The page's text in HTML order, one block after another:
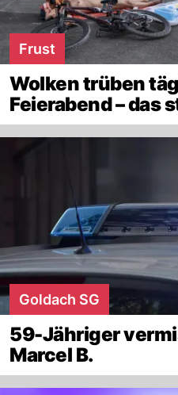
Frust
Wolken trüben
Feierabend – das
Goldach SG
59-Jähriger
Marcel B.